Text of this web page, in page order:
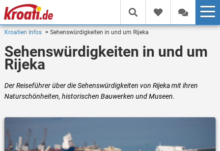
Kroatien Infos Sehenswürdigkeiten in und um Rijeka
Sehenswürdigkeiten in und um
Rijeka
Der Reiseführer über die Sehenswürdigkeiten von Rijeka mit ihren
Naturschönheiten, historischen Bauwerken und Museen.